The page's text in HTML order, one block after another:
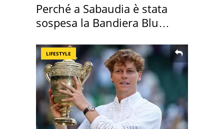
Perché a Sabaudia è stata
sospesa la Bandiera Blu
LIFESTYLE